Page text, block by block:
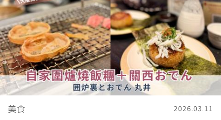
美食 2026.03.11